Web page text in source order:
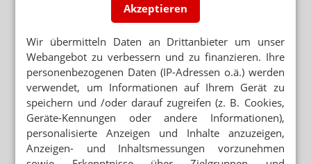
Akzeptieren
Wir übermitteln Daten an Drittanbieter um unser
Webangebot zu verbessern und zu finanzieren. Ihre
personenbezogenen Daten (IP-Adressen o.ä.) werden
verwendet, um Informationen auf Ihrem Gerät zu
speichern und /oder darauf zugreifen (z. B. Cookies,
Geräte-Kennungen oder andere Informationen),
personalisierte Anzeigen und Inhalte anzuzeigen,
Anzeigen- und Inhaltsmessungen vorzunehmen
E-REZEPT-STUDIE VON DR. KASKE
Hersteller begrüßen direkten Draht in die
Praxis
APOTHEKENSTERBEN
Studie: E-Rezept killt 7000 Apotheken
DIREKTABRECHNUNG
Siemens BKK will Rechenzentren ersetzen